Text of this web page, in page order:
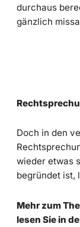
durchaus
gänzlich
Doch in den
wieder etwas
begründet ist,
Mehr zum
lesen Sie in